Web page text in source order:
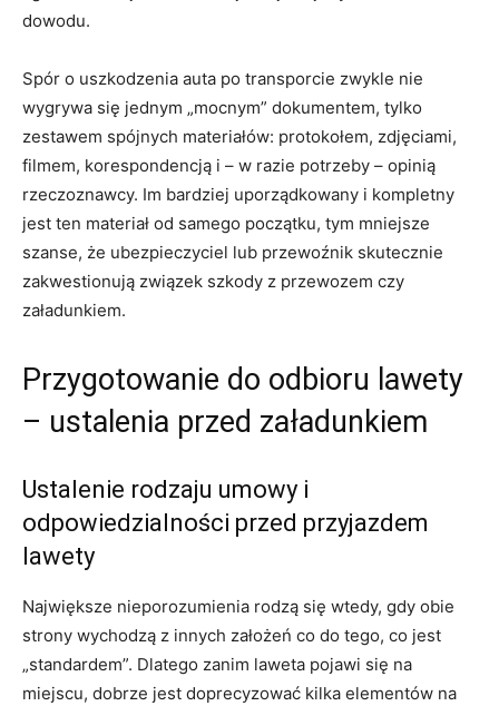
dowodu.
Spór o uszkodzenia auta po transporcie zwykle nie
wygrywa się jednym „mocnym” dokumentem, tylko
zestawem spójnych materiałów: protokołem, zdjęciami,
filmem, korespondencją i – w razie potrzeby – opinią
rzeczoznawcy. Im bardziej uporządkowany i kompletny
jest ten materiał od samego początku, tym mniejsze
szanse, że ubezpieczyciel lub przewoźnik skutecznie
zakwestionują związek szkody z przewozem czy
załadunkiem.
Przygotowanie do odbioru lawety
– ustalenia przed załadunkiem
Ustalenie rodzaju umowy i
odpowiedzialności przed przyjazdem
lawety
Największe nieporozumienia rodzą się wtedy, gdy obie
strony wychodzą z innych założeń co do tego, co jest
„standardem”. Dlatego zanim laweta pojawi się na
miejscu, dobrze jest doprecyzować kilka elementów na